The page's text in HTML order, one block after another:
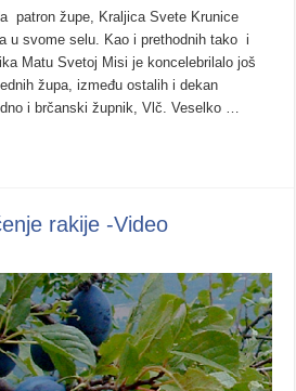
patron župe, Kraljica Svete Krunice
u svome selu. Kao i prethodnih tako i
Matu Svetoj Misi je koncelebrilalo još
župa, između ostalih i dekan
i brčanski župnik, Vlč. Veselko …
rakije -Video